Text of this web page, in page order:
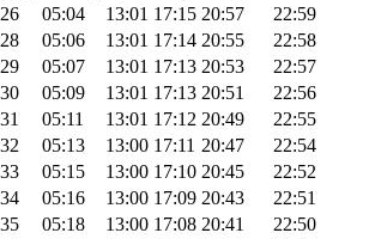
05:04 13:01 17:15 20:57
22:59
05:06 13:01 17:14 20:55
22:58
05:07 13:01 17:13 20:53
22:57
05:09 13:01 17:13 20:51
22:56
05:11 13:01 17:12 20:49
22:55
05:13 13:00 17:11 20:47
22:54
05:15 13:00 17:10 20:45
22:52
05:16 13:00 17:09 20:43
22:51
05:18 13:00 17:08 20:41
22:50